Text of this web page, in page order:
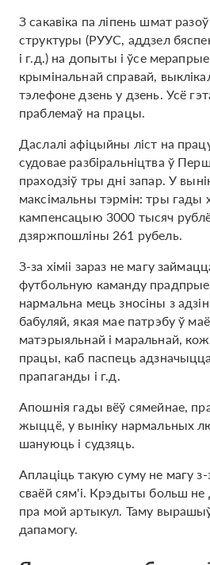
З сакавіка па ліпень шмат
структуры (РУУС, аддзел
і г.д.) на допыты і ўсе
крымінальнай справай,
тэлефоне дзень у дзень. Усё
праблемаў на працы.
Даслалі афіцыйны ліст на
судовае разбіральніцтва ў
праходзіў тры дні запар. У
максімальны тэрмін: тры гады
кампенсацыю 3000 тысяч
дзяржпошліны 261 рубель.
З-за хіміі зараз не магу
футбольную каманду
нармальна мець зносіны з
бабуляй, якая мае патрэбу ў
матэрыяльнай і маральнай,
працы, каб паспець
прапаганды і г.д.
Апошнія гады вёў сямейнае,
жыццё, у выніку нармальных
шануюць і судзяць.
Аплаціць такую ​​суму не магу
сваёй сям'і. Крэдыты больш
пра мой артыкул. Таму
дапамогу.